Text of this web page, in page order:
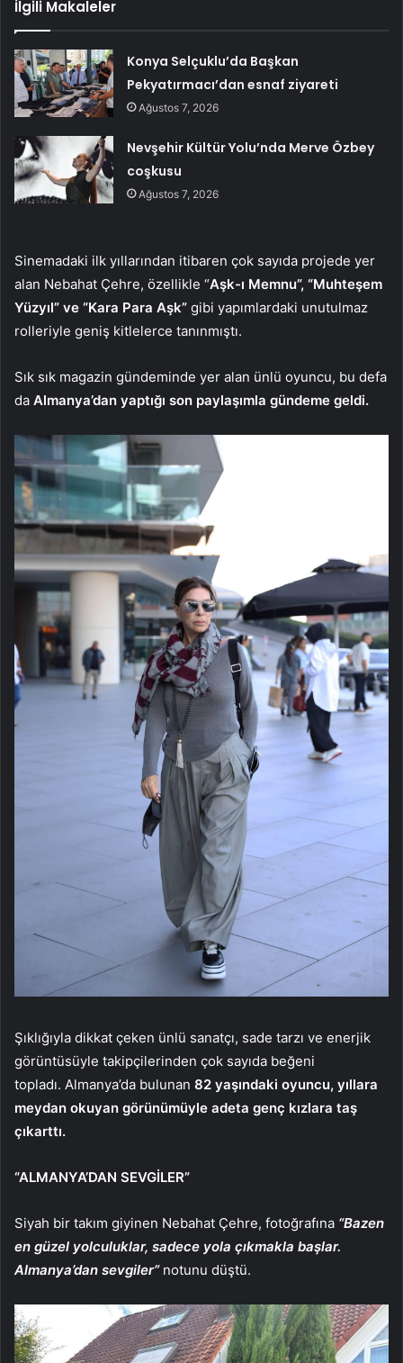
İlgili Makaleler
Konya Selçuklu’da Başkan
Pekyatırmacı’dan esnaf ziyareti
Ağustos 7, 2026
Nevşehir Kültür Yolu’nda Merve Özbey
coşkusu
Ağustos 7, 2026
Sinemadaki ilk yıllarından itibaren çok sayıda projede yer
alan Nebahat Çehre, özellikle “Aşk-ı Memnu”, “Muhteşem
Yüzyıl” ve “Kara Para Aşk” gibi yapımlardaki unutulmaz
rolleriyle geniş kitlelerce tanınmıştı.
Sık sık magazin gündeminde yer alan ünlü oyuncu, bu defa
da Almanya’dan yaptığı son paylaşımla gündeme geldi.
Şıklığıyla dikkat çeken ünlü sanatçı, sade tarzı ve enerjik
görüntüsüyle takipçilerinden çok sayıda beğeni
topladı. Almanya’da bulunan 82 yaşındaki oyuncu, yıllara
meydan okuyan görünümüyle adeta genç kızlara taş
çıkarttı.
“ALMANYA’DAN SEVGİLER”
Siyah bir takım giyinen Nebahat Çehre, fotoğrafına “Bazen
en güzel yolculuklar, sadece yola çıkmakla başlar.
Almanya’dan sevgiler”notunu düştü.